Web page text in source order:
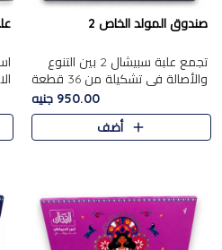
صندوق المولد الخاص 2
تجمع علبة سبيشال 2 بين التنوع
والأصالة في تشكيلة من 36 قطعة
تضم أشهر حلويات المولد الشرقية.
تحتوي العلبة على الجزرية بالفول،
والجزرية بالبن..
950.00 جنيه
أضف